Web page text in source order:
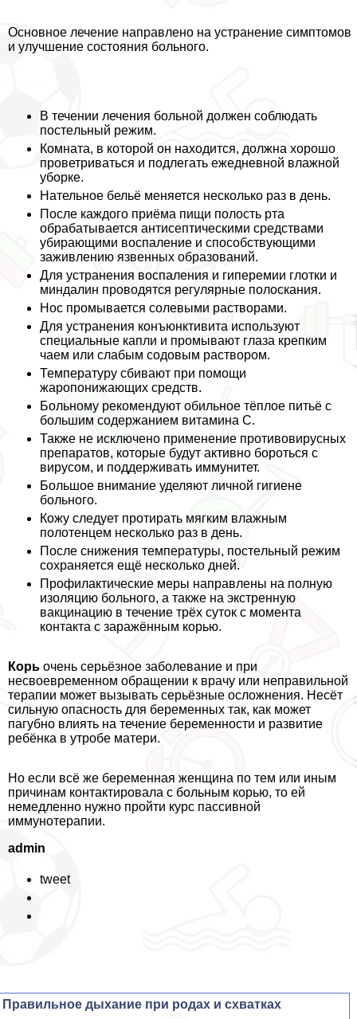
Основное лечение направлено на устранение симптомов
и улучшение состояния больного.
В течении лечения больной должен соблюдать
пocтeльный режим.
Комната, в которой он находится, должна хорошо
проветриваться и подлегать ежедневной влажной
уборке.
Нательное бельё меняется несколько раз в день.
После каждого приёма пищи полость рта
обpaбатывается антисептическими средствами
убирающими воспаление и способствующими
заживлению язвенных образований.
Для устранения воспаления и гиперемии глотки и
миндалин проводятся регулярные полоскания.
Нос промывается солевыми растворами.
Для устранения конъюнктивита используют
специальные капли и промывают глаза крепким
чаем или слабым содовым раствором.
Температуру сбивают при помощи
жаропонижающих средств.
Больному рекомендуют обильное тёплое питьё с
большим содержанием витамина С.
Также не исключено применение противовирусных
препаратов, которые будут активно бороться с
вирусом, и поддерживать иммунитет.
Большое внимание уделяют личной гигиене
больного.
Кожу следует протирать мягким влажным
полотенцем несколько раз в день.
После снижения температуры, пocтeльный режим
сохраняется ещё несколько дней.
Профилактические меры направлены на полную
изоляцию больного, а также на экстренную
вакцинацию в течение трёх суток с момента
контакта с заражённым корью.
Корь очень серьёзное заболевание и при
несвоевременном обращении к врачу или неправильной
терапии может вызывать серьёзные осложнения. Несёт
сильную опасность для беременных так, как может
пагубно влиять на течение беременности и развитие
ребёнка в утробе матери.
Но если всё же беременная женщина по тем или иным
причинам контактировала с больным корью, то ей
немедленно нужно пройти курс пассивной
иммунотерапии.
admin
tweet
Правильное дыхание при родах и схватках